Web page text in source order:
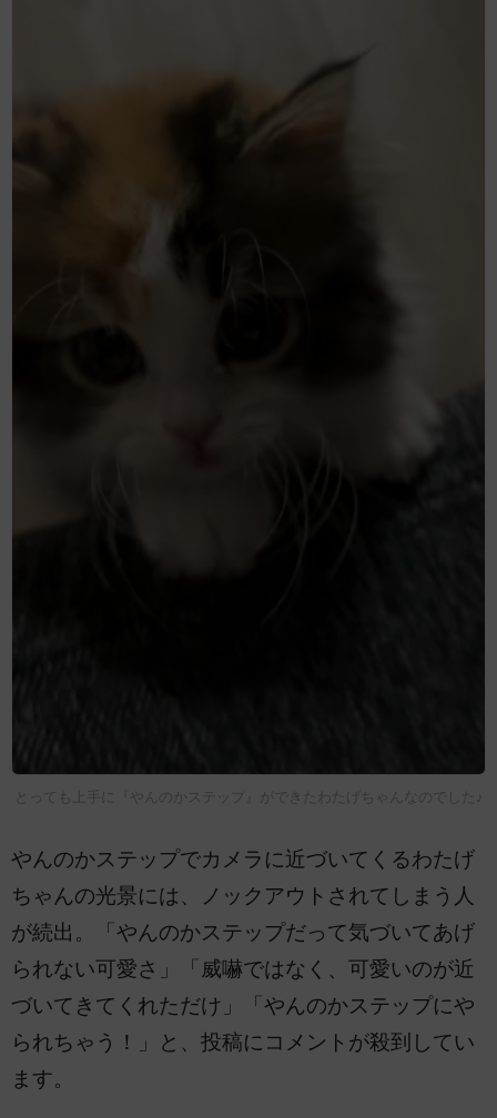
とっても上手に『やんのかステップ』ができたわたげちゃんなのでした♪
やんのかステップでカメラに近づいてくるわたげ
ちゃんの光景には、ノックアウトされてしまう人
が続出。「やんのかステップだって気づいてあげ
られない可愛さ」「威嚇ではなく、可愛いのが近
づいてきてくれただけ」「やんのかステップにや
られちゃう！」と、投稿にコメントが殺到してい
ます。